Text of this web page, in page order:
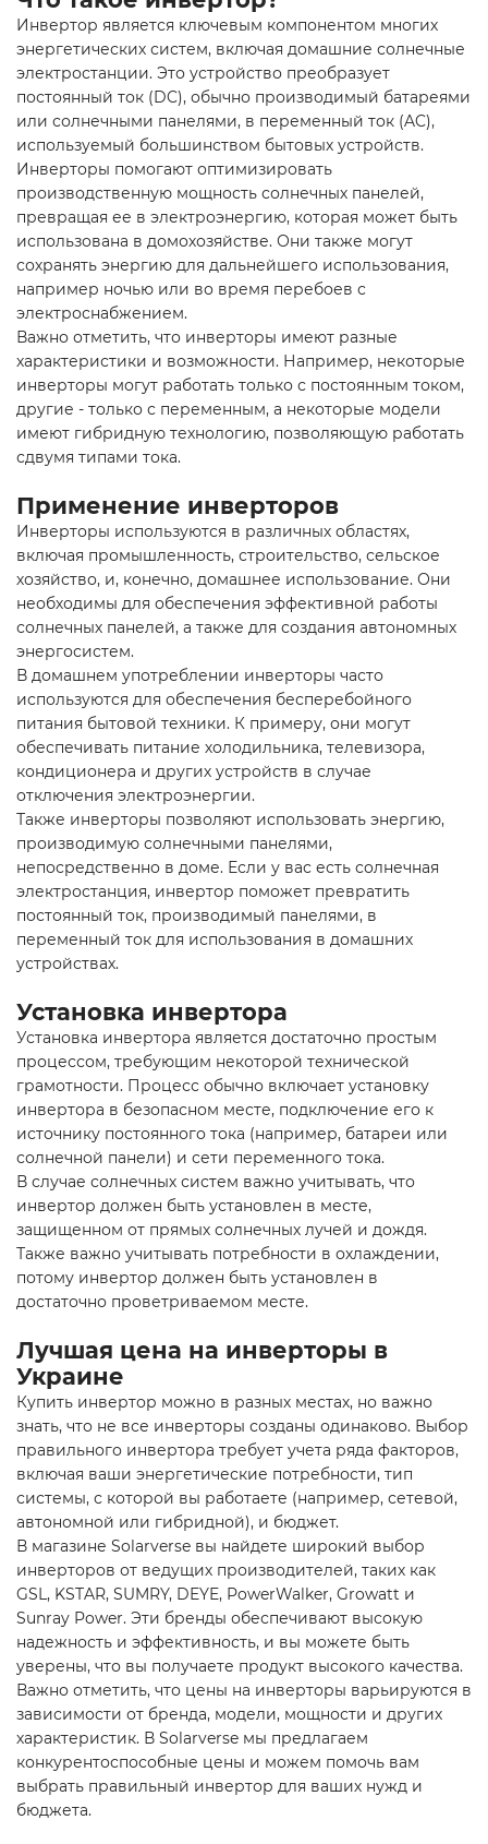
Инвертор является ключевым компонентом многих
энергетических систем, включая домашние солнечные
электростанции. Это устройство преобразует
постоянный ток (DC), обычно производимый батареями
или солнечными панелями, в переменный ток (AC),
используемый большинством бытовых устройств.
Инверторы помогают оптимизировать
производственную мощность солнечных панелей,
превращая ее в электроэнергию, которая может быть
использована в домохозяйстве. Они также могут
сохранять энергию для дальнейшего использования,
например ночью или во время перебоев с
электроснабжением.
Важно отметить, что инверторы имеют разные
характеристики и возможности. Например, некоторые
инверторы могут работать только с постоянным током,
другие - только с переменным, а некоторые модели
имеют гибридную технологию, позволяющую работать
сдвумя типами тока.
Применение инверторов
Инверторы используются в различных областях,
включая промышленность, строительство, сельское
хозяйство, и, конечно, домашнее использование. Они
необходимы для обеспечения эффективной работы
солнечных панелей, а также для создания автономных
энергосистем.
В домашнем употреблении инверторы часто
используются для обеспечения бесперебойного
питания бытовой техники. К примеру, они могут
обеспечивать питание холодильника, телевизора,
кондиционера и других устройств в случае
отключения электроэнергии.
Также инверторы позволяют использовать энергию,
производимую солнечными панелями,
непосредственно в доме. Если у вас есть солнечная
электростанция, инвертор поможет превратить
постоянный ток, производимый панелями, в
переменный ток для использования в домашних
устройствах.
Установка инвертора
Установка инвертора является достаточно простым
процессом, требующим некоторой технической
грамотности. Процесс обычно включает установку
инвертора в безопасном месте, подключение его к
источнику постоянного тока (например, батареи или
солнечной панели) и сети переменного тока.
В случае солнечных систем важно учитывать, что
инвертор должен быть установлен в месте,
защищенном от прямых солнечных лучей и дождя.
Также важно учитывать потребности в охлаждении,
потому инвертор должен быть установлен в
достаточно проветриваемом месте.
Лучшая цена на инверторы в
Украине
Купить инвертор можно в разных местах, но важно
знать, что не все инверторы созданы одинаково. Выбор
правильного инвертора требует учета ряда факторов,
включая ваши энергетические потребности, тип
системы, с которой вы работаете (например, сетевой,
автономной или гибридной), и бюджет.
В магазине Solarverse вы найдете широкий выбор
инверторов от ведущих производителей, таких как
GSL, KSTAR, SUMRY, DEYE, PowerWalker, Growatt и
Sunray Power. Эти бренды обеспечивают высокую
надежность и эффективность, и вы можете быть
уверены, что вы получаете продукт высокого качества.
Важно отметить, что цены на инверторы варьируются в
зависимости от бренда, модели, мощности и других
характеристик. В Solarverse мы предлагаем
конкурентоспособные цены и можем помочь вам
выбрать правильный инвертор для ваших нужд и
бюджета.